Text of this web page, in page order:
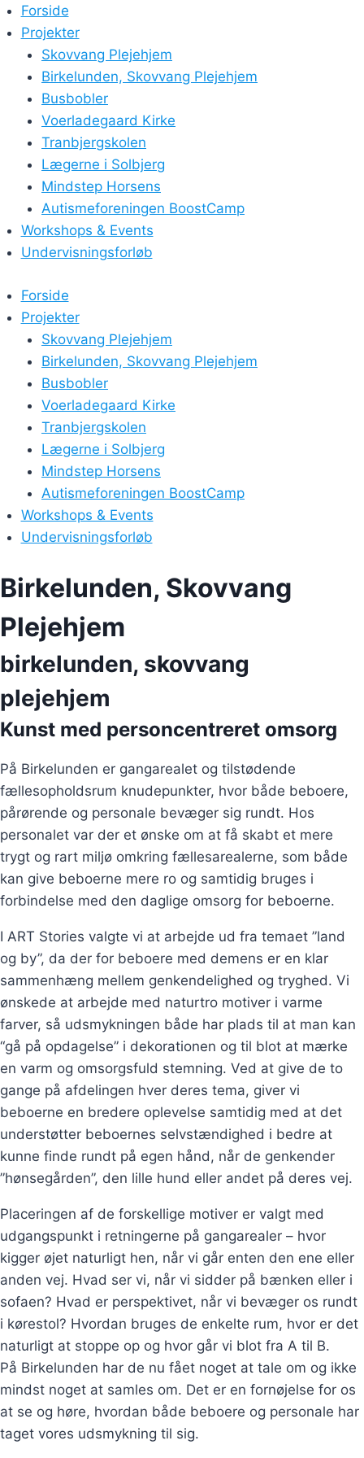
Skip
to
content
Forside
Projekter
Skovvang Plejehjem
Birkelunden, Skovvang Plejehjem
Busbobler
Voerladegaard Kirke
Tranbjergskolen
Lægerne i Solbjerg
Mindstep Horsens
Autismeforeningen BoostCamp
Workshops & Events
Undervisningsforløb
Forside
Projekter
Skovvang Plejehjem
Birkelunden, Skovvang Plejehjem
Busbobler
Voerladegaard Kirke
Tranbjergskolen
Lægerne i Solbjerg
Mindstep Horsens
Autismeforeningen BoostCamp
Workshops & Events
Undervisningsforløb
Birkelunden, Skovvang
Plejehjem
birkelunden, skovvang
plejehjem
Kunst med personcentreret omsorg
På Birkelunden er gangarealet og tilstødende
fællesopholdsrum knudepunkter, hvor både beboere,
pårørende og personale bevæger sig rundt. Hos
personalet var der et ønske om at få skabt et mere
trygt og rart miljø omkring fællesarealerne, som både
kan give beboerne mere ro og samtidig bruges i
forbindelse med den daglige omsorg for beboerne.
I ART Stories valgte vi at arbejde ud fra temaet ”land
og by”, da der for beboere med demens er en klar
sammenhæng mellem genkendelighed og tryghed. Vi
ønskede at arbejde med naturtro motiver i varme
farver, så udsmykningen både har plads til at man kan
“gå på opdagelse” i dekorationen og til blot at mærke
en varm og omsorgsfuld stemning. Ved at give de to
gange på afdelingen hver deres tema, giver vi
beboerne en bredere oplevelse samtidig med at det
understøtter beboernes selvstændighed i bedre at
kunne finde rundt på egen hånd, når de genkender
”hønsegården”, den lille hund eller andet på deres vej.
Placeringen af de forskellige motiver er valgt med
udgangspunkt i retningerne på gangarealer – hvor
kigger øjet naturligt hen, når vi går enten den ene eller
anden vej. Hvad ser vi, når vi sidder på bænken eller i
sofaen? Hvad er perspektivet, når vi bevæger os rundt
i kørestol? Hvordan bruges de enkelte rum, hvor er det
naturligt at stoppe op og hvor går vi blot fra A til B.
På Birkelunden har de nu fået noget at tale om og ikke
mindst noget at samles om. Det er en fornøjelse for os
at se og høre, hvordan både beboere og personale har
taget vores udsmykning til sig.